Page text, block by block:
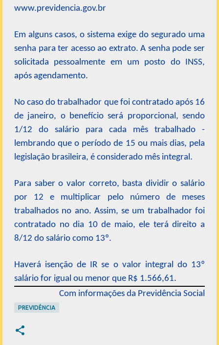
www.previdencia.gov.br
Em alguns casos, o sistema exige do segurado uma
senha para ter acesso ao extrato. A senha pode ser
solicitada pessoalmente em um posto do INSS,
após agendamento.
No caso do trabalhador que foi contratado após 16
de janeiro, o benefício será proporcional, sendo
1/12 do salário para cada mês trabalhado -
lembrando que o período de 15 ou mais dias, pela
legislação brasileira, é considerado mês integral.
Para saber o valor correto, basta dividir o salário
por 12 e multiplicar pelo número de meses
trabalhados no ano. Assim, se um trabalhador foi
contratado no dia 10 de maio, ele terá direito a
8/12 do salário como 13º.
Haverá isenção de IR se o valor integral do 13º
salário for igual ou menor que R$ 1.566,61.
Com informações da Previdência Social
PREVIDÊNCIA